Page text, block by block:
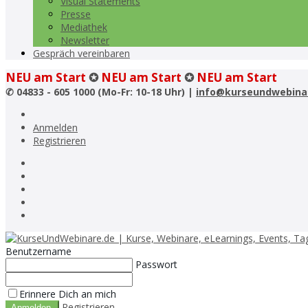
Presse
Mediathek
Newsletter
Gespräch vereinbaren
NEU am Start ✪ NEU am Start ✪ NEU am Start
✆ 04833 - 605 1000 (Mo-Fr: 10-18 Uhr) |
Anmelden
Registrieren
Benutzername
Passwort
Erinnere Dich an mich